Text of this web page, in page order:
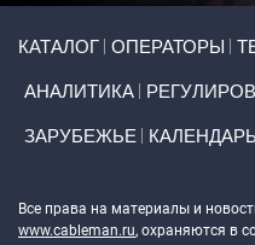
КАТАЛОГ ОПЕРАТОРЫ
АНАЛИТИКА
ЗАРУБЕЖЬЕ КАЛЕНДАРЬ
Все права на материалы и
www.cableman.ru, охраняются в